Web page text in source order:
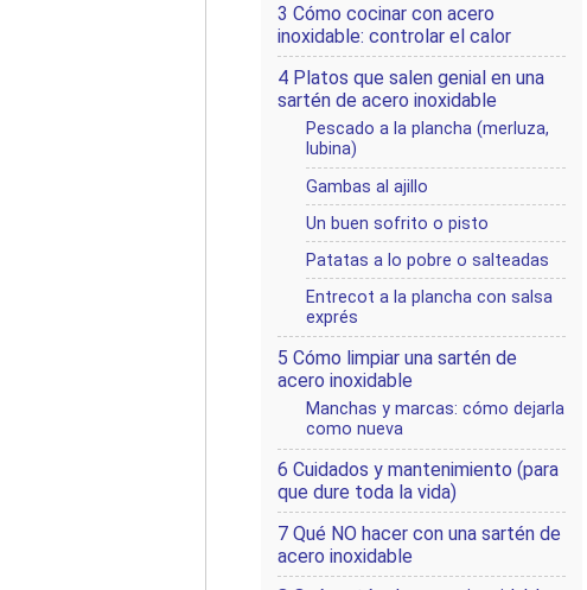
3 Cómo cocinar con acero
inoxidable: controlar el calor
4Platos que salen genial en una
sartén de acero inoxidable
Pescado a la plancha (merluza,
lubina)
Gambas al ajillo
Un buen sofrito o pisto
Patatas a lo pobre o salteadas
Entrecot a la plancha con salsa
exprés
5 Cómo limpiar una sartén de
acero inoxidable
Manchas y marcas: cómo dejarla
como nueva
6 Cuidados y mantenimiento (para
que dure toda la vida)
7Qué NO hacer con una sartén de
acero inoxidable